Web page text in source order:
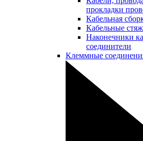
прокладки
Кабельная
Кабельные
Наконечники
соединители
Клеммные